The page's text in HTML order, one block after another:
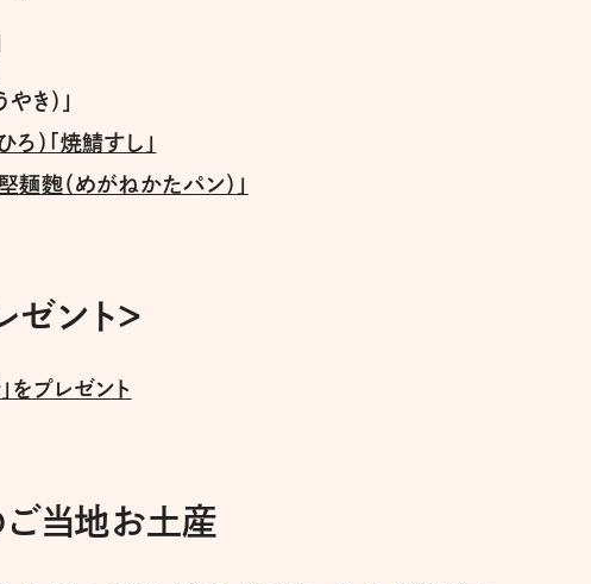
き）」
）「焼鯖すし」
麭（めがねかたパン）」
ゼント＞
をプレゼント
当地お土産